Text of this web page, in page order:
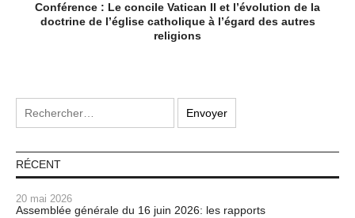
Conférence : Le concile Vatican II et l’évolution de la
doctrine de l’église catholique à l’égard des autres
religions
RÉCENT
20 mai 2026
Assemblée générale du 16 juin 2026: les rapports